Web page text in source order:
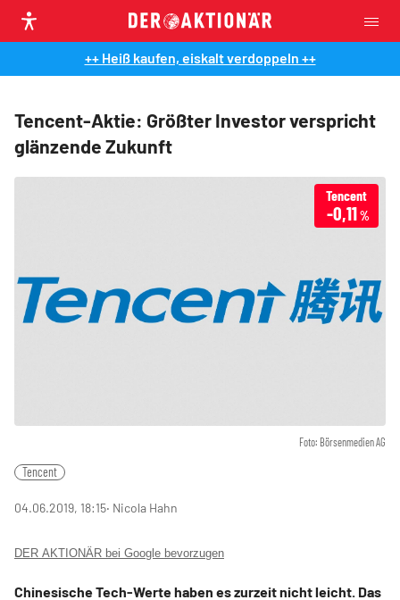
++ Heiß kaufen, eiskalt verdoppeln ++
Tencent-Aktie: Größter Investor verspricht
glänzende Zukunft
Foto: Börsenmedien AG
Tencent
-0,11%
Tencent
04.06.2019, 18:15‧ Nicola Hahn
DER AKTIONÄR bei Google bevorzugen
Chinesische Tech-Werte haben es zurzeit nicht leicht. Das